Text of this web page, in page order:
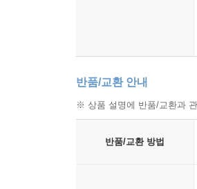
반품/교환 안내
※ 상품 설명에 반품/교환과
반품/교환 방법